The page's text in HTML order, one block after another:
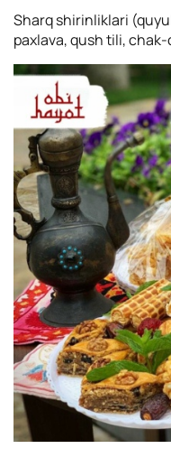
Sharq shirinliklari
paxlava, qush tili,